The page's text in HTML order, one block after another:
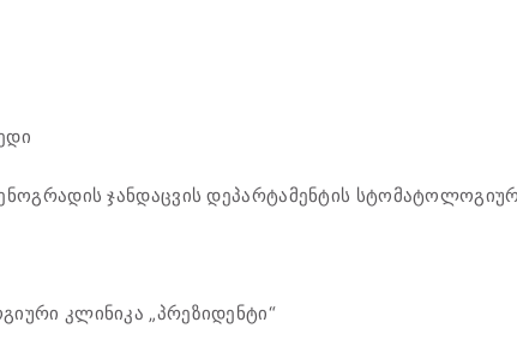
ჯანდაცვის დეპარტამენტის
კლინიკა „პრეზიდენტი“